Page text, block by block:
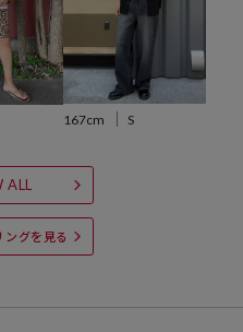
内の光の照射や角度により実物
る場合もございますので、予め
167cm S
ALL
ングを見る